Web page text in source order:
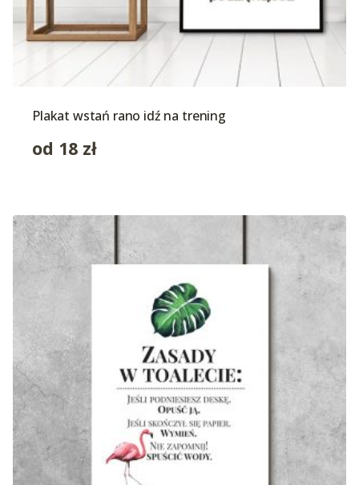
Plakat wstań rano idź na trening
od 18 zł